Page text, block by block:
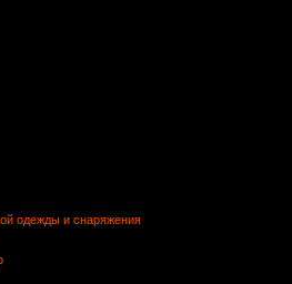
одежды и снаряжения